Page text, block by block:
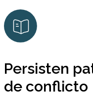
Persisten
de conflicto